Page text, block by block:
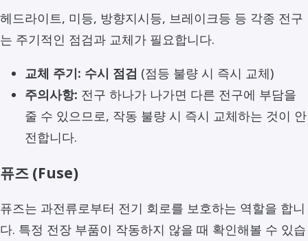
헤드라이트, 미등, 방향지시등, 브레이크등 등 각종 전구
는 주기적인 점검과 교체가 필요합니다.
교체 주기: 수시 점검 (점등 불량 시 즉시 교체)
주의사항: 전구 하나가 나가면 다른 전구에 부담을
줄 수 있으므로, 작동 불량 시 즉시 교체하는 것이 안
전합니다.
퓨즈 (Fuse)
퓨즈는 과전류로부터 전기 회로를 보호하는 역할을 합니
다. 특정 전장 부품이 작동하지 않을 때 확인해볼 수 있습